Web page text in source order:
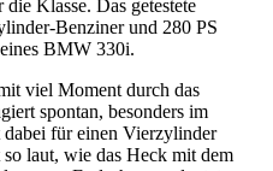
Klasse. Das getestete
Benziner und 280 PS
BMW 330i.
viel Moment durch das
spontan, besonders im
für einen Vierzylinder
laut, wie das Heck mit dem